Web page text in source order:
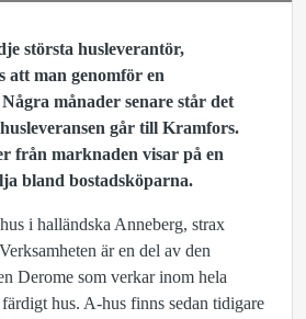
största husleverantör,
att man genomför en
månader senare står det
går till Kramfors.
från marknaden visar på en
bland bostadsköparna.
i halländska Anneberg, strax
är en del av den
Derome som verkar inom hela
hus. A-hus finns sedan tidigare